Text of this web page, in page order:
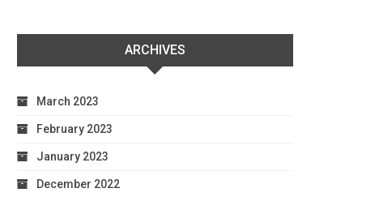
ARCHIVES
March 2023
February 2023
January 2023
December 2022